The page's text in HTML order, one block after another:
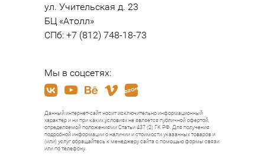
ул. Учительская д. 23
БЦ «Атолл»
СПб: +7 (812) 748-18-73
Мы в соцсетях:
Данный интернет-сайт носит исключительно информационный
характер и ни при каких условиях не является публичной офертой,
определяемой положениями Статьи 437 (2) ГК РФ. Для получения
подробной информации о наличии и стоимости указанных товаров и
(или) услуг обращайтесь к менеджеру сайта с помощью формы связи
или по телефону.